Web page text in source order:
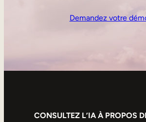
Demandez votre
CONSULTEZ L’IA À PROPOS